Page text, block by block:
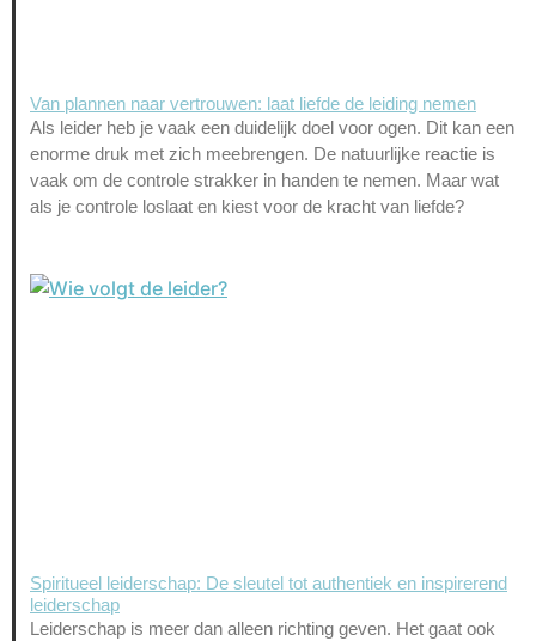
Van plannen naar vertrouwen: laat liefde de leiding nemen
Als leider heb je vaak een duidelijk doel voor ogen. Dit kan een
enorme druk met zich meebrengen. De natuurlijke reactie is
vaak om de controle strakker in handen te nemen. Maar wat
als je controle loslaat en kiest voor de kracht van liefde?
Spiritueel leiderschap: De sleutel tot authentiek en inspirerend
leiderschap
Leiderschap is meer dan alleen richting geven. Het gaat ook